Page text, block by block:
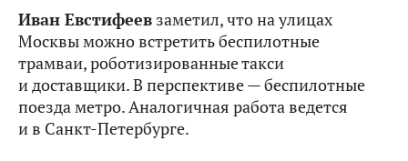
Иван Евстифеев заметил, что на улицах
Москвы можно встретить беспилотные
трамваи, роботизированные такси
и доставщики. В перспективе — беспилотные
поезда метро. Аналогичная работа ведется
и в Санкт-Петербурге.